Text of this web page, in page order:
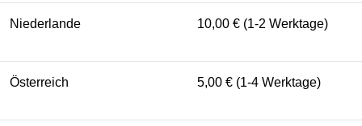
Niederlande 10,00 € (1-2 Werktage)
Österreich 5,00 € (1-4 Werktage)